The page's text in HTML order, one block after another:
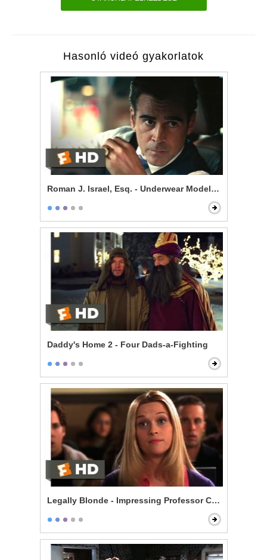
Hasonló videó gyakorlatok
Roman J. Israel, Esq. - Underwear Model, Esq.
Daddy's Home 2 - Four Dads-a-Fighting
Legally Blonde - Impressing Professor Callahan